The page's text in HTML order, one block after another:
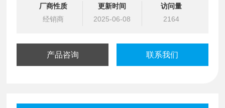
●高转矩，双压/双频电机，电启动继电器。
●高效的高压润滑。
●高技术聚合物叶片，直径大，油路易于清洁。
厂商性质
经销商
更新时间
2025-06-08
访问量
2164
产品咨询 联系我们